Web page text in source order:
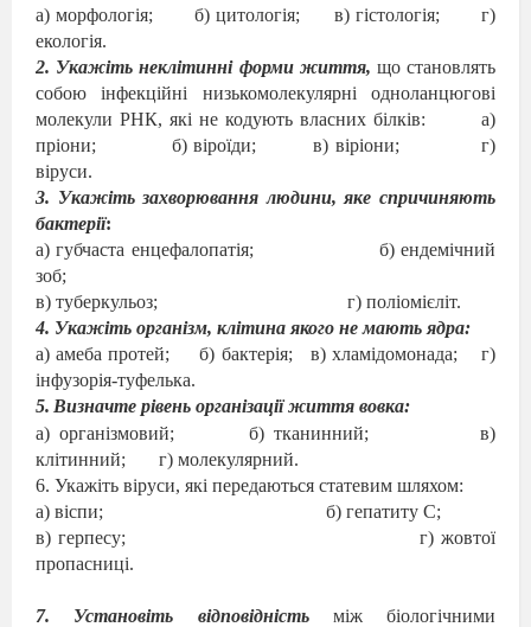
а) морфологія;
б) цитологія; в) гістологія;
г)
екологія.
2. Укажіть неклітинні форми життя, що становлять
собою інфекційні низькомолекулярні одноланцюгові
молекули РНК, які не кодують власних білків:
а)
пріони;
б) віроїди; в) віріони;
г)
віруси.
3. Укажіть захворювання людини, яке спричиняють
бактерії:
а) губчаста енцефалопатія; б)ендемічний
зоб;
в) туберкульоз; г) поліомієліт.
4. Укажіть організм, клітина якого не мають ядра:
а) амеба протей; б) бактерія; в) хламідомонада;
г)
інфузорія-туфелька.
5. Визначте рівень організації життя вовка:
а) організмовий;
б) тканинний;
в)
клітинний;
г) молекулярний.
6. Укажіть віруси, які передаються статевим шляхом:
а) віспи;
б) гепатиту С;
в) герпесу;
г) жовтої
пропасниці.
7. Установіть відповідністьміж біологічними